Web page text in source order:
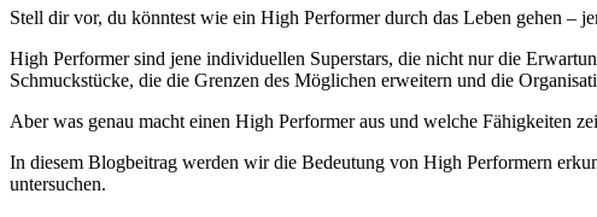
Stell dir vor, du könntest wie ein High Performer durch das Leben gehen –
High Performer sind jene individuellen Superstars, die nicht nur die
Schmuckstücke, die die Grenzen des Möglichen erweitern und die
Aber was genau macht einen High Performer aus und welche Fähigkeiten
In diesem Blogbeitrag werden wir die Bedeutung von High Performern
untersuchen.